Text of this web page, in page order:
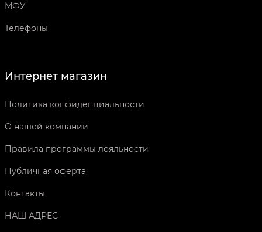
МФУ
Телефоны
Интернет магазин
Политика конфиденциальности
О нашей компании
Правила программы лояльности
Публичная оферта
Контакты
НАШ АДРЕС